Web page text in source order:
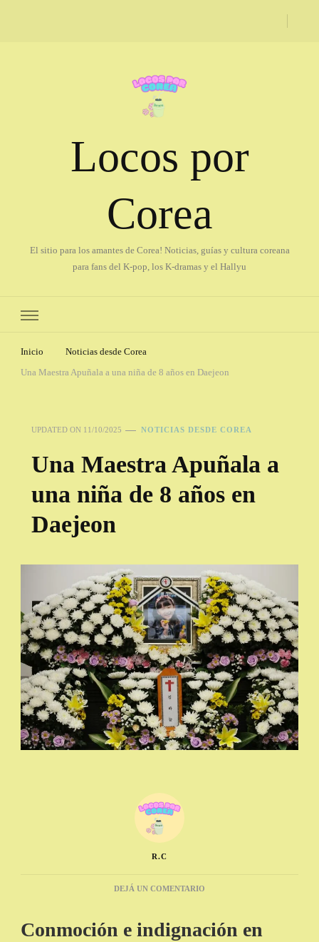
Locos por
Corea
El sitio para los amantes de Corea! Noticias, guías y cultura coreana
para fans del K-pop, los K-dramas y el Hallyu
Inicio
Noticias desde Corea
Una Maestra Apuñala a una niña de 8 años en Daejeon
UPDATED ON 11/10/2025 NOTICIAS DESDE COREA
Una Maestra Apuñala a
una niña de 8 años en
Daejeon
R.C
DEJÁ UN COMENTARIO
APUÑALA
Conmoción e indignación en